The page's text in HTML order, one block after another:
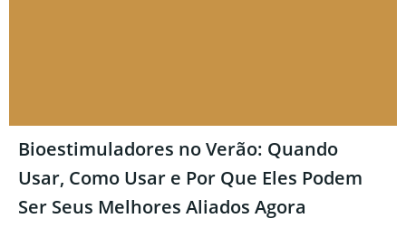
Bioestimuladores no Verão: Quando
Usar, Como Usar e Por Que Eles Podem
Ser Seus Melhores Aliados Agora